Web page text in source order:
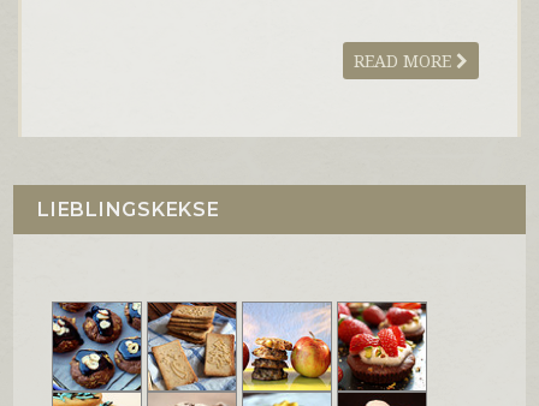
READ MORE
LIEBLINGSKEKSE